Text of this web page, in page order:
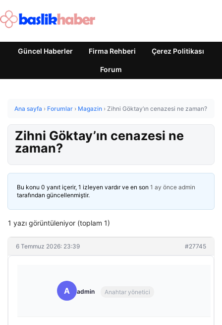
Güncel Haberler Firma Rehberi Çerez Politikası
Forum
Ana sayfa › Forumlar › Magazin › Zihni Göktay’ın cenazesi ne zaman?
Zihni Göktay’ın cenazesi ne
zaman?
Bu konu 0 yanıt içerir, 1 izleyen vardır ve en son 1 ay önce admin
tarafından güncellenmiştir.
1 yazı görüntüleniyor (toplam 1)
6 Temmuz 2026: 23:39 #27745
A admin Anahtar yönetici